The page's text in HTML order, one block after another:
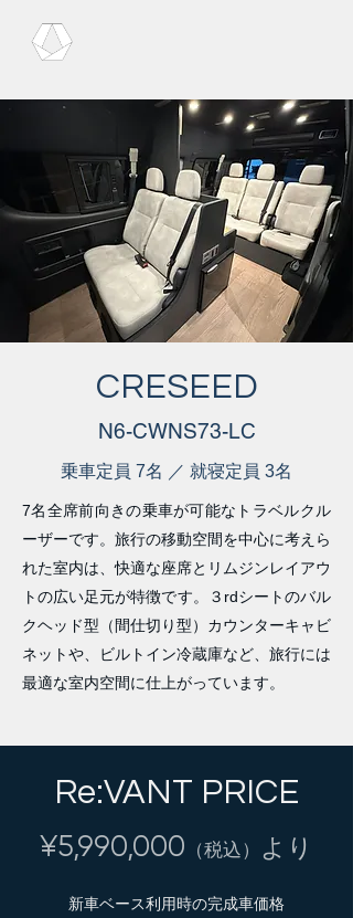
CRESEED
N6-CWNS73-LC
乗車定員 7名 ／ 就寝定員 3名
7名全席前向きの乗車が可能なトラベルクル
ーザーです。旅行の移動空間を中心に考えら
れた室内は、快適な座席とリムジンレイアウ
トの広い足元が特徴です。３rdシートのバル
クヘッド型（間仕切り型）カウンターキャビ
ネットや、ビルトイン冷蔵庫など、旅行には
最適な室内空間に仕上がっています。
Re:VANT PRICE
¥5,990,000 （税込） より
新車ベース利用時の完成車価格